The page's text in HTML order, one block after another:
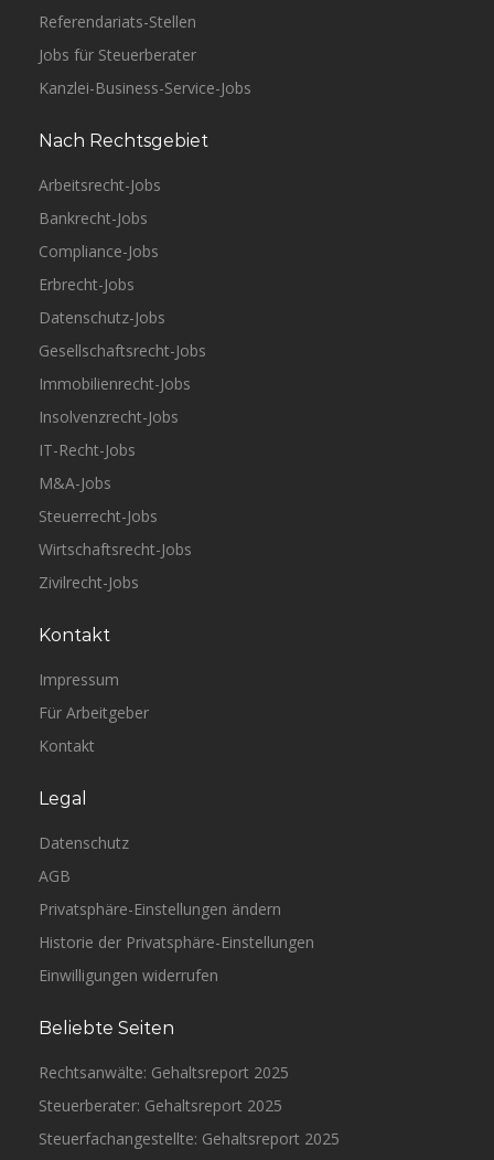
Referendariats-Stellen
Jobs für Steuerberater
Kanzlei-Business-Service-Jobs
Nach Rechtsgebiet
Arbeitsrecht-Jobs
Bankrecht-Jobs
Compliance-Jobs
Erbrecht-Jobs
Datenschutz-Jobs
Gesellschaftsrecht-Jobs
Immobilienrecht-Jobs
Insolvenzrecht-Jobs
IT-Recht-Jobs
M&A-Jobs
Steuerrecht-Jobs
Wirtschaftsrecht-Jobs
Zivilrecht-Jobs
Kontakt
Impressum
Für Arbeitgeber
Kontakt
Legal
Datenschutz
AGB
Privatsphäre-Einstellungen ändern
Historie der Privatsphäre-Einstellungen
Einwilligungen widerrufen
Beliebte Seiten
Rechtsanwälte: Gehaltsreport 2025
Steuerberater: Gehaltsreport 2025
Steuerfachangestellte: Gehaltsreport 2025